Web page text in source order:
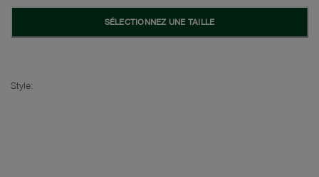
SÉLECTIONNEZ UNE TAILLE
Style: